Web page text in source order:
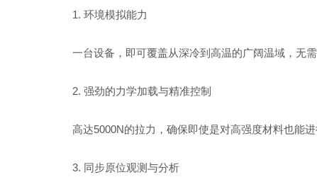
1. 环境模拟能力
一台设备，即可覆盖从深冷到高温的广阔温域，无
2. 强劲的力学加载与精准控制
高达5000N的拉力，确保即使是对高强度材料也能
3. 同步原位观测与分析